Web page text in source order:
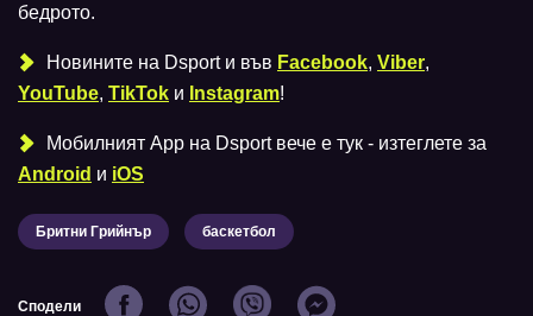
бедрото.
Новините на Dsport и във Facebook, Viber,
YouTube, TikTok и Instagram!
Мобилният Аpp на Dsport вече е тук - изтеглете за
Android и iOS
Бритни Грийнър баскетбол
Сподели